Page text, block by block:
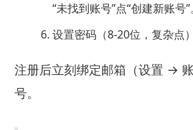
“未找到账号”点“创建新账号”。
设置密码（8-20位，复杂点
注册后立刻绑定邮箱（设置 →
号。